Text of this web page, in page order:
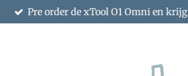
Pre order de xTool O1 Omni en